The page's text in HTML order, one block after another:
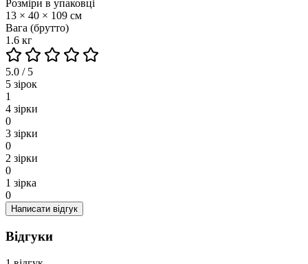
Розміри в упаковці
13 × 40 × 109 см
Вага (брутто)
1.6 кг
5.0 / 5
5 зірок
1
4 зірки
0
3 зірки
0
2 зірки
0
1 зірка
0
Написати відгук
Відгуки